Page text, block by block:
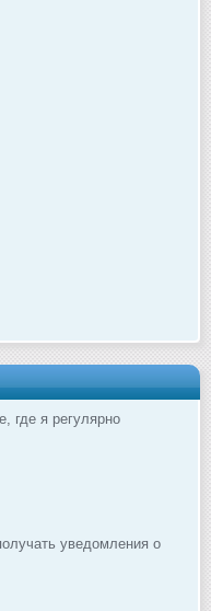
где я регулярно
уведомления о